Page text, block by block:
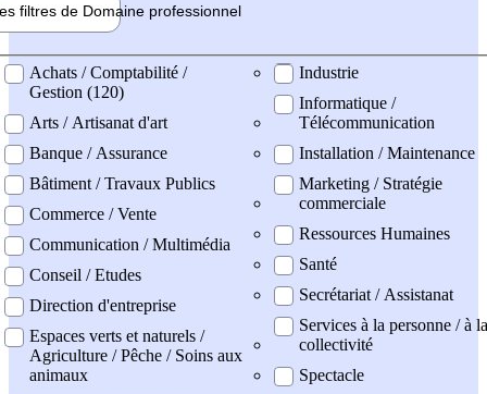
filtres de Domaine professionnel
professionel
Achats / Comptabilité /
Gestion (120)
Arts / Artisanat d'art
Banque / Assurance
Bâtiment / Travaux Publics
Commerce / Vente
Communication / Multimédia
Conseil / Etudes
Direction d'entreprise
Espaces verts et naturels /
Agriculture / Pêche / Soins aux
animaux
Industrie
Informatique /
Télécommunication
Installation / Maintenance
Marketing / Stratégie
commerciale
Ressources Humaines
Santé
Secrétariat / Assistanat
Services à la personne / à la
collectivité
Spectacle